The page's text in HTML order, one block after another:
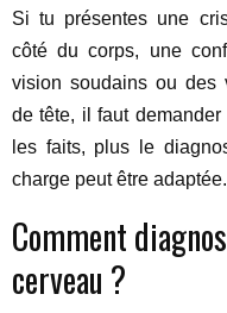
Si tu présentes une
côté du corps, une
vision soudains ou des
de tête, il faut
les faits, plus le
charge peut être adaptée.
Comment
cerveau ?